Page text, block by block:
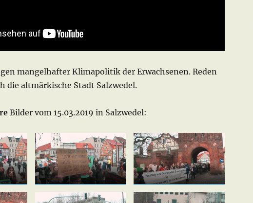
mangelhafter Klimapolitik der Erwachsenen. Reden
die altmärkische Stadt Salzwedel.
Bilder vom 15.03.2019 in Salzwedel: